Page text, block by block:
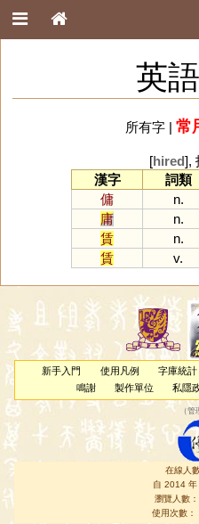
英
所有字| 常
[hired],
漢字
詞類
傭
n.
庸
n.
賃
n.
賃
v.
新手入門 使用凡例 字庫統計
鳴謝
製作單位 私隱
（管
在線人
自 2014
瀏覽人數
使用次數